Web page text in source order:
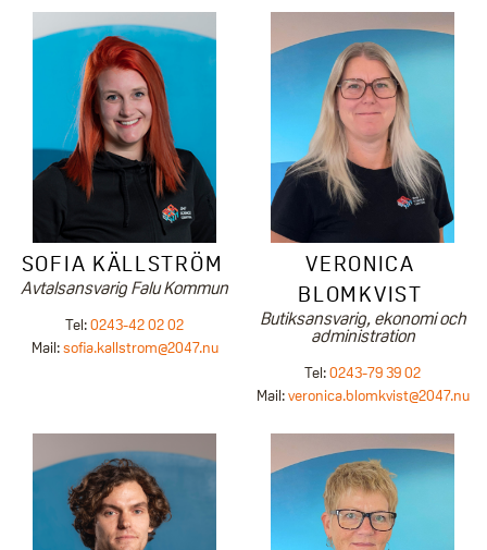
SOFIA KÄLLSTRÖM
Avtalsansvarig Falu Kommun
Tel:0243-42 02 02
Mail:sofia.kallstrom@2047.nu
VERONICA
BLOMKVIST
Butiksansvarig, ekonomi och
administration
Tel:0243-79 39 02
Mail:veronica.blomkvist@2047.nu